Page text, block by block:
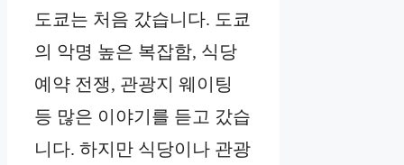
도쿄는 처음 갔습니다. 도쿄
의 악명 높은 복잡함, 식당
예약 전쟁, 관광지 웨이팅
등 많은 이야기를 듣고 갔습
니다. 하지만 식당이나 관광